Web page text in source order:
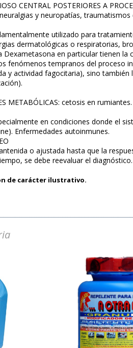
CENTRAL POSTERIORES A
y neuropatías,
utilizado para
dermatológicas o respiratorias,
en particular tienen
fenómenos tempranos del proceso
y actividad fagocitaria), sino
METABÓLICAS: cetosis en rumiantes.
en condiciones donde el
Enfermedades autoinmunes.
o ajustada hasta que la
se debe reevaluar el diagnóstico.
de carácter ilustrativo.